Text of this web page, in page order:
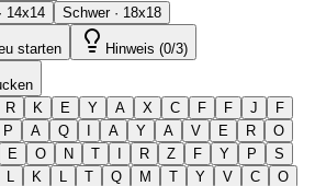
· 14x14 Schwer· 18x18
starten Hinweis (0/3)
R K E Y A X C F F J
F
P A Q I A Y A V E R
O
E O N T I R Z F Y P
S
L K L T Q M T Y V C
O